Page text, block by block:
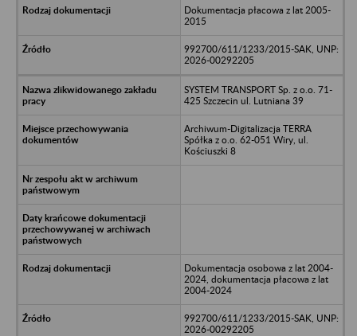
Dokumentacja płacowa z lat 2005-
2015
992700/611/1233/2015-SAK, UNP:
2026-00292205
SYSTEM TRANSPORT Sp. z o.o. 71-
425 Szczecin ul. Lutniana 39
Archiwum-Digitalizacja TERRA
Spółka z o.o. 62-051 Wiry, ul.
Kościuszki 8
Dokumentacja osobowa z lat 2004-
2024, dokumentacja płacowa z lat
2004-2024
992700/611/1233/2015-SAK, UNP:
2026-00292205